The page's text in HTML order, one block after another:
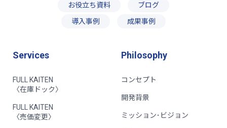
お役立ち資料
ブログ
導入事例
成果事例
Services
FULL KAITEN
〈在庫ドック〉
FULL KAITEN
〈売価変更〉
Philosophy
コンセプト
開発背景
ミッション･ビジョン